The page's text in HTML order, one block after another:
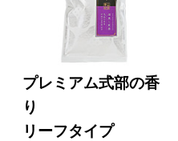
プレミアム式部の香
り
リーフタイプ